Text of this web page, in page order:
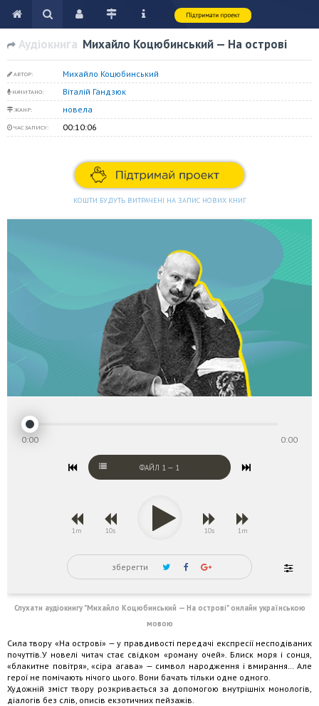
Аудіокнига Михайло Коцюбинський — На острові
АВТОР: Михайло Коцюбинський
НАЧИТАНО: Віталій Гандзюк
ЖАНР: новела
ЧАС ЗАПИСУ: 00:10:06
КОШТИ БУДУТЬ ВИТРАЧЕНІ НА ЗАПИС НОВИХ КНИГ
0:00 0:00
ФАЙЛ 1 — 1
1m 10s 10s 1m
зберегти
Слухати аудіокнигу "Михайло Коцюбинський — На острові" онлайн українською
мовою
Сила твору «На острові» — у правдивості передачі експресії несподіваних
почуттів.У новелі читач стає свідком «роману очей». Блиск моря і сонця,
«блакитне повітря», «сіра агава» — символ народження і вмирання… Але
герої не помічають нічого цього. Вони бачать тільки одне одного.
Художній зміст твору розкривається за допомогою внутрішніх монологів,
діалогів без слів, описів екзотичних пейзажів.